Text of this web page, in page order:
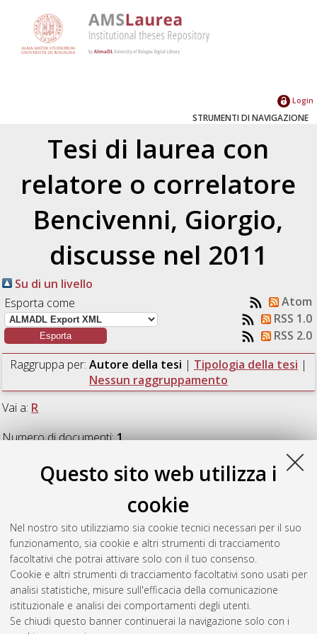
Questo sito web utilizza i
cookie
Nel nostro sito utilizziamo sia cookie tecnici necessari per il suo
funzionamento, sia cookie e altri strumenti di tracciamento
facoltativi che potrai attivare solo con il tuo consenso.
Cookie e altri strumenti di tracciamento facoltativi sono usati per
analisi statistiche, misure sull'efficacia della comunicazione
istituzionale e analisi dei comportamenti degli utenti.
Se chiudi questo banner continuerai la navigazione solo con i
Login
STRUMENTI DI NAVIGAZIONE
Tesi di laurea con
relatore o correlatore
Bencivenni, Giorgio,
discusse nel 2011
Su di un livello
Esporta come
Atom
RSS 1.0
RSS 2.0
Raggruppa per: Autore della tesi | Tipologia della tesi |
Nessun raggruppamento
Vai a: R
Numero di documenti:1.
α,β-insaturi α-sostituiti via organocatalisi.[Laurea magistrale],
Università di Bologna, Corso di Studio in Chimica industriale
[LM-DM270]
Questa lista e' stata generata ilThu Aug 6 15:44:18 2026
CEST